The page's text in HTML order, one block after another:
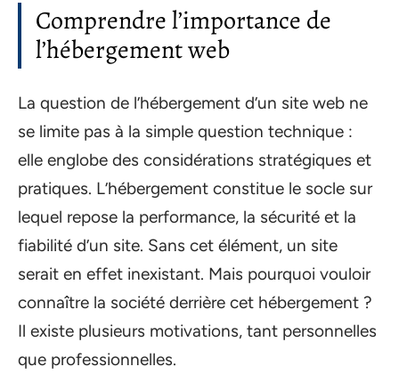
Comprendre l’importance de
l’hébergement web
La question de l’hébergement d’un site web ne
se limite pas à la simple question technique :
elle englobe des considérations stratégiques et
pratiques. L’hébergement constitue le socle sur
lequel repose la performance, la sécurité et la
fiabilité d’un site. Sans cet élément, un site
serait en effet inexistant. Mais pourquoi vouloir
connaître la société derrière cet hébergement ?
Il existe plusieurs motivations, tant personnelles
que professionnelles.